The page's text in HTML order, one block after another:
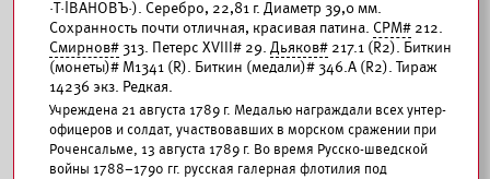
·Т·İВАНОВЪ·). Серебро, 22,81 г. Диаметр 39,0 мм.
Сохранность почти отличная, красивая патина. СРМ# 212.
Смирнов#313. Петерс XVIII# 29. Дьяков# 217.1 (R2). Биткин
(монеты)# М1341 (R). Биткин (медали)# 346.А (R2). Тираж
14236 экз. Редкая.
Учреждена 21 августа 1789 г. Медалью награждали всех унтер-
офицеров и солдат, участвовавших в морском сражении при
Роченсальме, 13 августа 1789 г. Во время Русско-шведской
войны 1788–1790 гг. русская галерная флотилия под